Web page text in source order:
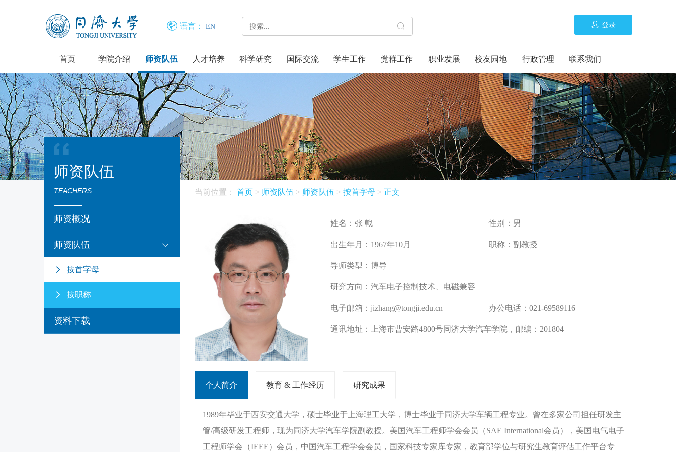
语言： EN 登录
首页 学院介绍 师资队伍 人才培养 科学研究 国际交流 学生工作 党群工作 职业发展 校友园地 行政管理 联系我们
师资队伍
TEACHERS
师资概况
师资队伍
按首字母
按职称
资料下载
当前位置： 首页 > 师资队伍 > 师资队伍 > 按首字母 > 正文
姓名： 张 戟 性别： 男
出生年月： 1967年10月 职称： 副教授
导师类型： 博导
研究方向： 汽车电子控制技术、电磁兼容
电子邮箱： jizhang@tongji.edu.cn 办公电话： 021-69589116
通讯地址： 上海市曹安路4800号同济大学汽车学院，邮编：201804
个人简介 教育 & 工作经历 研究成果
1989年毕业于西安交通大学，硕士毕业于上海理工大学，博士毕业于同济大学车辆工程专业。曾在多家公司担任研发主
管/高级研发工程师，现为同济大学汽车学院副教授。美国汽车工程师学会会员（SAE International会员），美国电气电子
工程师学会（IEEE）会员，中国汽车工程学会会员，国家科技专家库专家，教育部学位与研究生教育评估工作平台专